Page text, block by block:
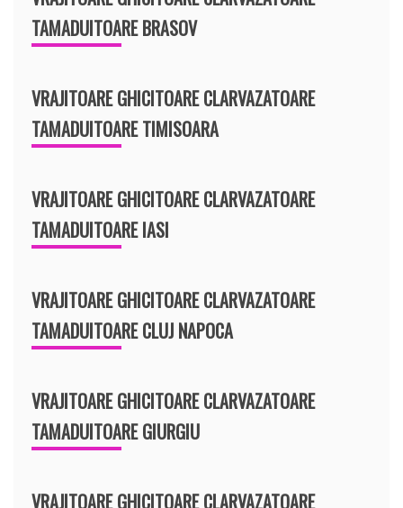
TAMADUITOARE BRASOV
VRAJITOARE GHICITOARE CLARVAZATOARE
TAMADUITOARE TIMISOARA
VRAJITOARE GHICITOARE CLARVAZATOARE
TAMADUITOARE IASI
VRAJITOARE GHICITOARE CLARVAZATOARE
TAMADUITOARE CLUJ NAPOCA
VRAJITOARE GHICITOARE CLARVAZATOARE
TAMADUITOARE GIURGIU
VRAJITOARE GHICITOARE CLARVAZATOARE